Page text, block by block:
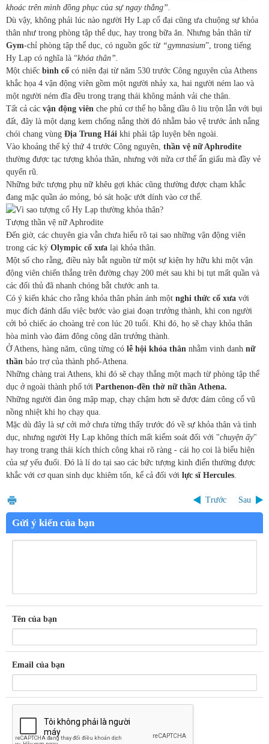
khoác trên mình đồng phục của sự ngay thẳng”.
Dù vậy, không phải lúc nào người Hy Lạp cổ đại cũng ưa chuộng sự khỏa
thân như trong phòng tập thể dục, hay trong bữa ăn. Nhưng bản thân từ
Gym-chỉ phòng tập thể dục, có nguồn gốc từ “gymnasium”, trong tiếng
Hy Lạp có nghĩa là “khỏa thân”.
Một chiếc bình cổ có niên đại từ năm 530 trước Công nguyên của Athens
khắc họa 4 vận động viên gồm một người nhảy xa, hai người ném lao và
một người ném đĩa đều trong trạng thái không mảnh vải che thân.
Tất cả các vận động viên che phủ cơ thể họ bằng dầu ô liu trộn lẫn với bụi
đất, đây là một dạng kem chống nắng thời đó nhằm bảo vệ trước ảnh nắng
chói chang vùng Địa Trung Hải khi phải tập luyện bên ngoài.
Vào khoảng thế kỷ thứ 4 trước Công nguyên, thần vệ nữ Aphrodite
thường được tạc tượng khỏa thân, nhưng với nửa cơ thể ẩn giấu mà đầy vẻ
quyến rũ.
Những bức tượng phụ nữ khêu gợi khác cũng thường được chạm khắc
đang mặc quần áo mỏng, bó sát hoặc ướt dính vào cơ thể.
Tượng thần vệ nữ Aphrodite
Đến giờ, các chuyên gia vẫn chưa hiểu rõ tại sao những vận động viên
trong các kỳ Olympic cổ xưa lại khỏa thân.
Một số cho rằng, điều này bắt nguồn từ một sự kiện hy hữu khi một vận
động viên chiến thắng trên đường chạy 200 mét sau khi bị tụt mất quần và
các đối thủ đã nhanh chóng bắt chước anh ta.
Có ý kiến khác cho rằng khỏa thân phản ánh một nghi thức cổ xưa với
mục đích đánh dấu việc bước vào giai đoạn trưởng thành, khi con người
cởi bỏ chiếc áo choàng trẻ con lúc 20 tuổi. Khi đó, họ sẽ chạy khỏa thân
hòa mình vào đám đông công dân trưởng thành.
Ở Athens, hàng năm, cũng từng có lễ hội khỏa thân nhằm vinh danh nữ
thần bảo trợ của thành phố-Athena.
Những chàng trai Athens, khi đó sẽ chạy thẳng một mạch từ phòng tập thể
dục ở ngoài thành phố tới Parthenon-đền thờ nữ thần Athena.
Những người đàn ông mập mạp, chạy chậm hơn sẽ được đám công cổ vũ
nồng nhiệt khi họ chạy qua.
Mặc dù đây là sự cởi mở chưa từng thấy trước đó về sự khỏa thân và tình
dục, nhưng người Hy Lạp không thích mất kiểm soát đối với "chuyện ấy"
hay trong trạng thái kích thích công khai rõ ràng - cái họ coi là biểu hiện
của sự yếu đuối. Đó là lí do tại sao các bức tượng kinh điển thường được
khắc với cơ quan sinh dục khiêm tốn, kể cả đối với lực sĩ Hercules
Trước Sau
Gửi ý kiến của bạn
Tên của bạn
Email của bạn